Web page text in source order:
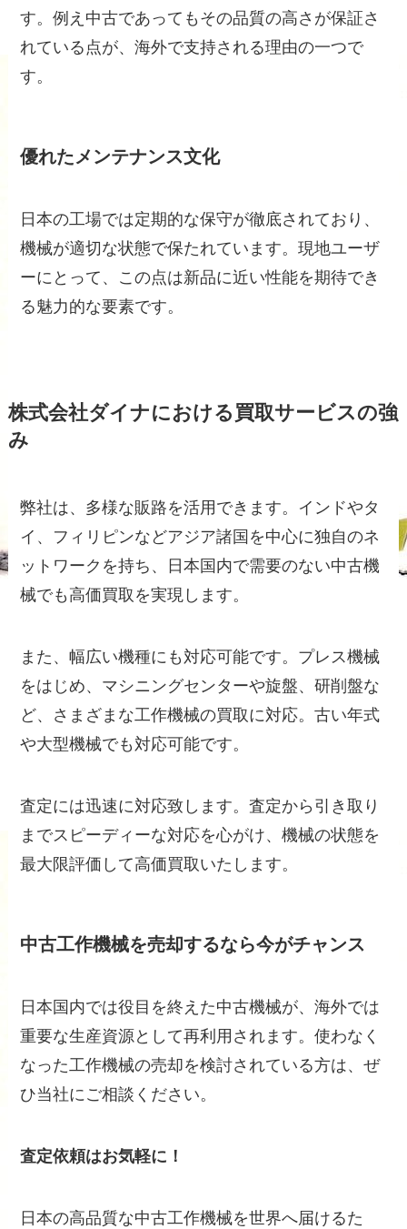
す。例え中古であってもその品質の高さが保証さ
れている点が、海外で支持される理由の一つで
す。
優れたメンテナンス文化
日本の工場では定期的な保守が徹底されており、
機械が適切な状態で保たれています。現地ユーザ
ーにとって、この点は新品に近い性能を期待でき
る魅力的な要素です。
株式会社ダイナにおける買取サービスの強
み
弊社は、多様な販路を活用できます。インドやタ
イ、フィリピンなどアジア諸国を中心に独自のネ
ットワークを持ち、日本国内で需要のない中古機
械でも高価買取を実現します。
また、幅広い機種にも対応可能です。プレス機械
をはじめ、マシニングセンターや旋盤、研削盤な
ど、さまざまな工作機械の買取に対応。古い年式
や大型機械でも対応可能です。
査定には迅速に対応致します。査定から引き取り
までスピーディーな対応を心がけ、機械の状態を
最大限評価して高価買取いたします。
中古工作機械を売却するなら今がチャンス
日本国内では役目を終えた中古機械が、海外では
重要な生産資源として再利用されます。使わなく
なった工作機械の売却を検討されている方は、ぜ
ひ当社にご相談ください。
査定依頼はお気軽に！
日本の高品質な中古工作機械を世界へ届けるた